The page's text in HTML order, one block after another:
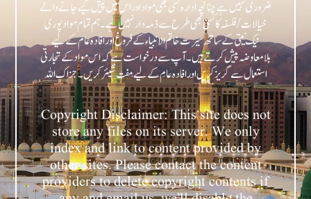
ضروری نہیں ہے چنانچہ ادارہ کسی بھی مواد اور اس میں پیش کیے جانے والے
خیالات/فلسفہ کا کسی بھی طرح سے ذمہ دار نہیں ہے۔ ہم تمام مواد پوری
نیک نیتی کے ساتھ سیرت خاتم الانبیاء کے فروغ اور افادہ عام کے لیے
بلامعاوضہ پیش کرتے ہیں۔ آپ سے درخواست ہے کہ اس مواد کے تجارتی
استعمال سے گریز کریں اور افادہ عام کے لیے مفت شیئر کریں۔ جزاک اللہ
Copyright Disclaimer: This site does not
store any files on its server. We only
index and link to content provided by
other sites. Please contact the content
providers to delete copyright contents if